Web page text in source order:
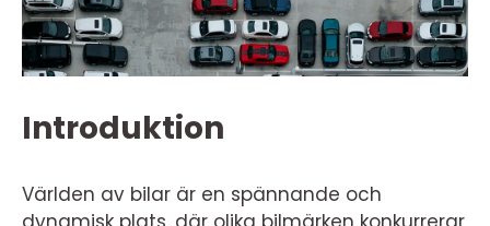
Introduktion
Världen av bilar är en spännande och